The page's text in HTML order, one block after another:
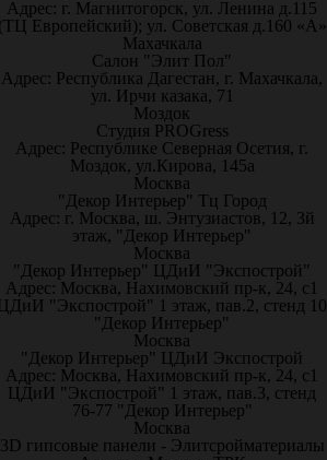
Адрес: г. Магнитогорск, ул. Ленина д.115
Европейский); ул. Советская д.160 «А»
Махачкала
Салон "Элит Пол"
Адрес: Республика Дагестан, г. Махачкала,
ул. Ирчи казака, 71
Моздок
Студия PROGress
Адрес: Республике Северная Осетия, г.
Моздок, ул.Кирова, 145а
Москва
"Декор Интерьер" Тц Город
Адрес: г. Москва, ш. Энтузиастов, 12, 3й
этаж, "Декор Интерьер"
Москва
"Декор Интерьер" ЦДиИ "Экспострой"
Адрес: Москва, Нахимовский пр-к, 24, с1
"Экспострой" 1 этаж, пав.2, стенд 10
"Декор Интерьер"
Москва
"Декор Интерьер" ЦДиИ Экспострой
Адрес: Москва, Нахимовский пр-к, 24, с1
ЦДиИ "Экспострой" 1 этаж, пав.3, стенд
76-77 "Декор Интерьер"
Москва
3D гипсовые панели - Элитсройматериалы